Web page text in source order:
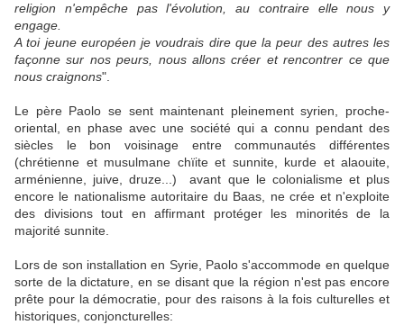
religion n'empêche pas l'évolution, au contraire elle nous y
engage.
A toi jeune européen je voudrais dire que la peur des autres les
façonne sur nos peurs, nous allons créer et rencontrer ce que
nous craignons".
Le père Paolo se sent maintenant pleinement syrien, proche-
oriental, en phase avec une société qui a connu pendant des
siècles le bon voisinage entre communautés différentes
(chrétienne et musulmane chïite et sunnite, kurde et alaouite,
arménienne, juive, druze...) avant que le colonialisme et plus
encore le nationalisme autoritaire du Baas, ne crée et n'exploite
des divisions tout en affirmant protéger les minorités de la
majorité sunnite.
Lors de son installation en Syrie, Paolo s'accommode en quelque
sorte de la dictature, en se disant que la région n'est pas encore
prête pour la démocratie, pour des raisons à la fois culturelles et
historiques, conjoncturelles: